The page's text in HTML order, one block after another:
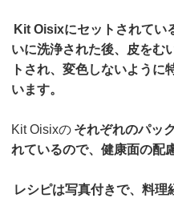
Kit Oisixにセットされてい
いに洗浄された後、皮をむ
トされ、変色しないように
います。
Kit Oisixの それぞれのパッ
れているので、健康面の配
レシピは写真付きで、料理